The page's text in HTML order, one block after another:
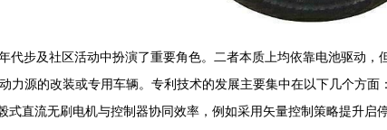
步及社区活动中扮演了重要角色。二者本质上均依靠电池驱动，
力源的改装或专用车辆。专利技术的发展主要集中在以下几个方面
直流无刷电机与控制器协同效率，例如采用矢量控制策略提升启